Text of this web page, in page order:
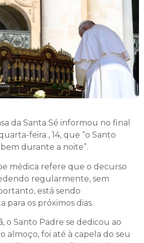
da Santa Sé informou no final
feira , 14, que “o Santo
durante a noite”.
médica refere que o decurso
regularmente, sem
está sendo
para os próximos dias.
o Santo Padre se dedicou ao
almoço, foi até à capela do seu